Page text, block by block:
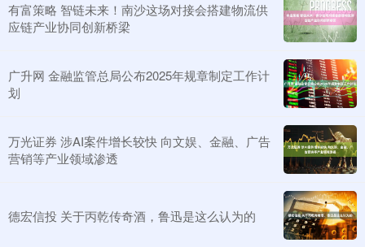
有富策略 智链未来！南沙这场对接会搭建物流供
应链产业协同创新桥梁
广升网 金融监管总局公布2025年规章制定工作计
划
万光证券 涉AI案件增长较快 向文娱、金融、广告
营销等产业领域渗透
德宏信投 关于丙乾传奇酒，鲁迅是这么认为的